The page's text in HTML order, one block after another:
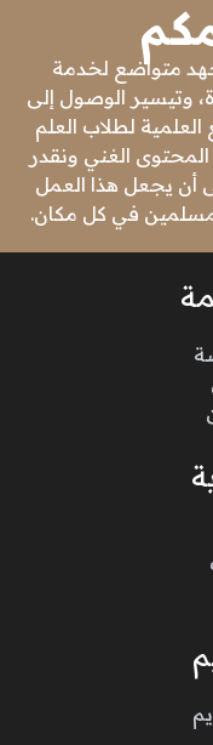
متواضع لخدمة
وتيسير الوصول إلى
العلمية لطلاب العلم
الغني ونقدر
أن يجعل هذا العمل
في كل مكان.